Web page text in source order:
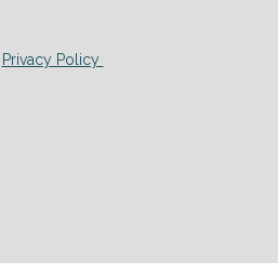
Privacy Policy